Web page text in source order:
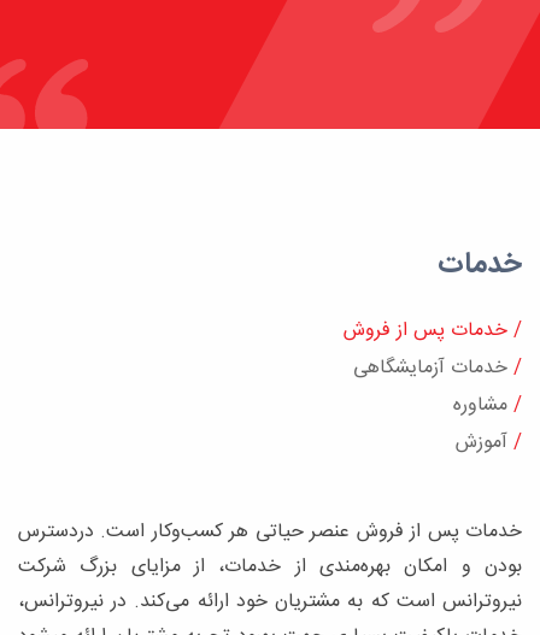
/خدمات آزمایشگاهی
/آموزش
خدمات پس از فروش عنصر حیاتی هر کسب­‌وکار است. دردسترس
خدمات باکیفیت بسیاری جهت بهبود تجربه مشتریان ارائه می­شود
و...
ادامه